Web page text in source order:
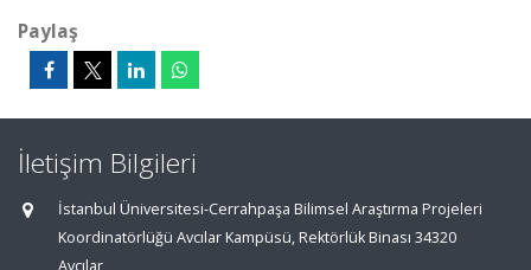
Paylaş
İletişim Bilgileri
İstanbul Üniversitesi-Cerrahpaşa Bilimsel Araştırma Projeleri
Koordinatörlüğü Avcılar Kampüsü, Rektörlük Binası 34320
Avcılar